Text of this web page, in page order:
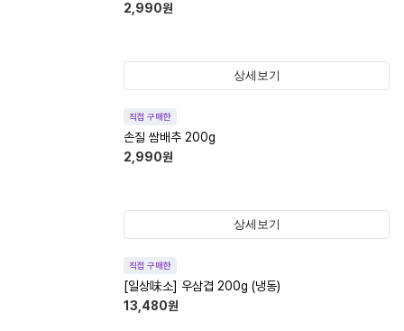
2,990원
상세보기
직접 구매한
손질 쌈배추 200g
2,990원
상세보기
직접 구매한
[일상味소] 우삼겹 200g (냉동)
13,480원